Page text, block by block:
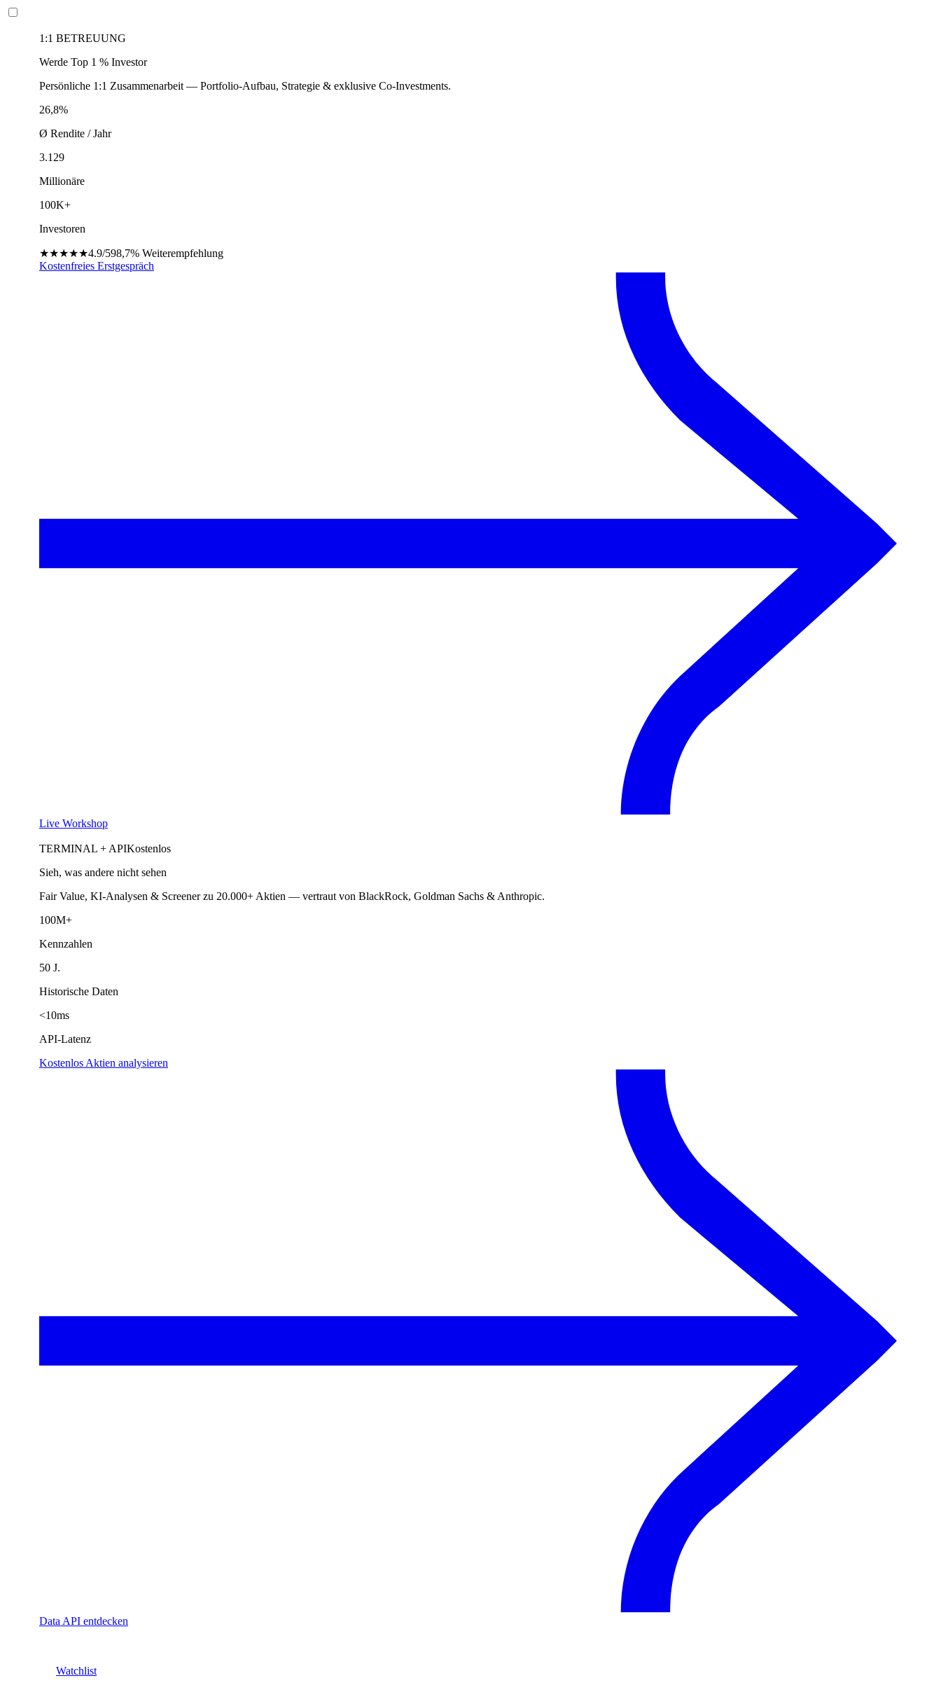
1:1 BETREUUNG
Werde Top 1 % Investor
Persönliche 1:1 Zusammenarbeit — Portfolio-Aufbau, Strategie & exklusive Co-Investments.
26,8%
Ø Rendite / Jahr
3.129
Millionäre
100K+
Investoren
★★★★★4.9/598,7% Weiterempfehlung
Kostenfreies Erstgespräch
Live Workshop
TERMINAL + APIKostenlos
Sieh, was andere nicht sehen
Fair Value, KI-Analysen & Screener zu 20.000+ Aktien — vertraut von BlackRock, Goldman Sachs & Anthropic.
100M+
Kennzahlen
50 J.
Historische Daten
<10ms
API-Latenz
Kostenlos Aktien analysieren
Data API entdecken
Watchlist